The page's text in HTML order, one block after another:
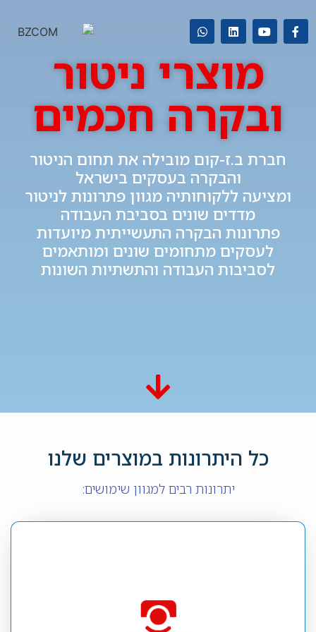
מוצרי ניטור
ובקרה חכמים
חברת ב.ז-קום מובילה את תחום הניטור
והבקרה בעסקים בישראל
ומציעה ללקוחותיה מגוון פתרונות לניטור
מדדים שונים בסביבת העבודה
פתרונות הבקרה התעשייתית מיועדות
לעסקים מתחומים שונים ומותאמים
לסביבות העבודה והתשתיות השונות
כל היתרונות במוצרים שלנו
יתרונות רבים למגוון שימושים:
מגוון סוגי חיישנים
מגוון חיישנים המיועדים לניטור מדדים שונים בסביבה